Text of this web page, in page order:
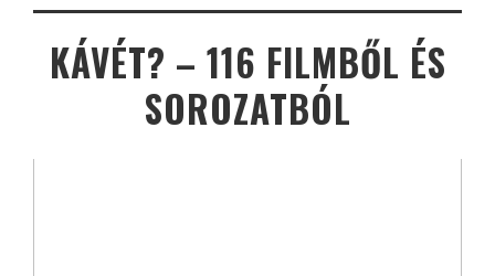
KÁVÉT? – 116 FILMBŐL ÉS
SOROZATBÓL